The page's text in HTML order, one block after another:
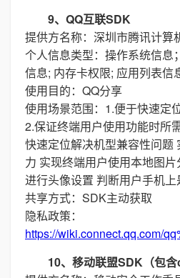
9、QQ互联SDK
提供方名称：深圳市腾讯计算
个人信息类型：操作系统信息
信息; 内存卡权限; 应用列表信
使用目的：QQ分享
使用场景范围：1.便于快速定
2.保证终端用户使用功能时所
快速定位解决机型兼容性问题
力 实现终端用户使用本地图
进行头像设置 判断用户手机
共享方式：SDK主动获取
隐私政策：
https://wiki.connect.qq.com/
10、移动联盟SDK（包